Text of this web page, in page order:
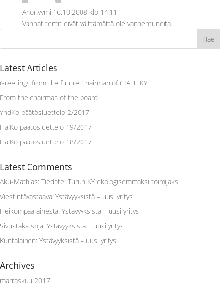
Anonyymi 16.10.2008 klo 14:11
Vanhat tentit eivät välttämättä ole vanhentuneita…
Latest Articles
Greetings from the future Chairman of CIA-TuKY
From the chairman of the board
YhdKo päätösluettelo 2/2017
HalKo päätösluettelo 19/2017
HalKo päätösluettelo 18/2017
Latest Comments
Aku-Mathias: Tiedote: Turun KY ekologisemmaksi toimijaksi
Viestintävastaava: Ystävyyksistä – uusi yritys
Heikompaa ainesta: Ystävyyksistä – uusi yritys
Sivustakatsoja: Ystävyyksistä – uusi yritys
Kuntalainen: Ystävyyksistä – uusi yritys
Archives
marraskuu 2017